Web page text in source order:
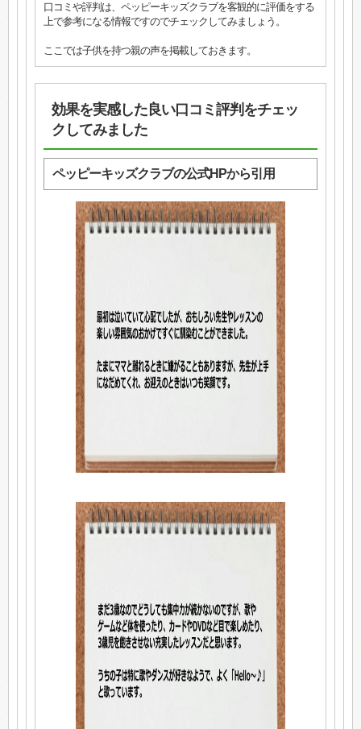
口コミや評判は、ペッピーキッズクラブを客観的に評価をする
上で参考になる情報ですのでチェックしてみましょう。
ここでは子供を持つ親の声を掲載しておきます。
効果を実感した良い口コミ評判をチェッ
クしてみました
ペッピーキッズクラブの公式HPから引用